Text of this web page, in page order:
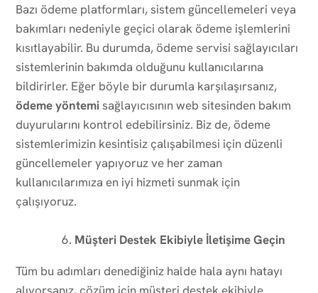
Bazı ödeme platformları, sistem güncellemeleri veya
bakımları nedeniyle geçici olarak ödeme işlemlerini
kısıtlayabilir. Bu durumda, ödeme servisi sağlayıcıları
sistemlerinin bakımda olduğunu kullanıcılarına
bildirirler. Eğer böyle bir durumla karşılaşırsanız,
ödeme yöntemisağlayıcısının web sitesinden bakım
duyurularını kontrol edebilirsiniz. Biz de, ödeme
sistemlerimizin kesintisiz çalışabilmesi için düzenli
güncellemeler yapıyoruz ve her zaman
kullanıcılarımıza en iyi hizmeti sunmak için
çalışıyoruz.
Müşteri Destek Ekibiyle İletişime Geçin
Tüm bu adımları denediğiniz halde hala aynı hatayı